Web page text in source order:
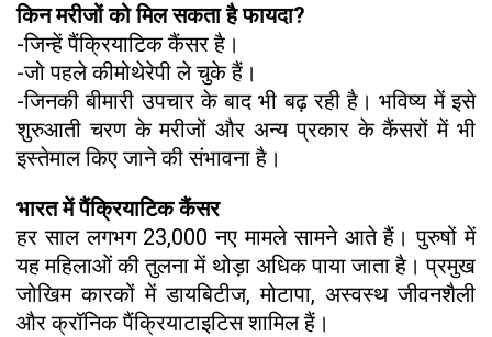
किन मरीजों को मिल सकता है फायदा?
-जिन्हें पैंक्रियाटिक कैंसर है।
-जो पहले कीमोथेरेपी ले चुके हैं।
-जिनकी बीमारी उपचार के बाद भी बढ़ रही है। भविष्य में इसे
शुरुआती चरण के मरीजों और अन्य प्रकार के कैंसरों में भी
इस्तेमाल किए जाने की संभावना है।
भारत में पैंक्रियाटिक कैंसर
हर साल लगभग 23,000 नए मामले सामने आते हैं। पुरुषों में
यह महिलाओं की तुलना में थोड़ा अधिक पाया जाता है। प्रमुख
जोखिम कारकों में डायबिटीज, मोटापा, अस्वस्थ जीवनशैली
और क्रॉनिक पैंक्रियाटाइटिस शामिल हैं।